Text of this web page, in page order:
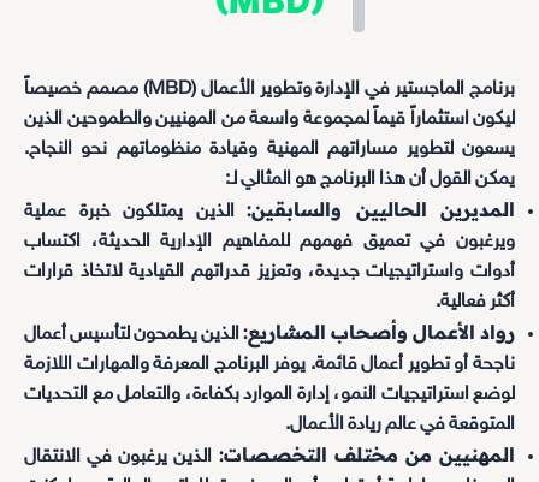
برنامج الماجستير في الإدارة وتطوير الأعمال (MBD) مصمم خصيصاً
ليكون استثماراً قيماً لمجموعة واسعة من المهنيين والطموحين الذين
يسعون لتطوير مساراتهم المهنية وقيادة منظوماتهم نحو النجاح.
يمكن القول أن هذا البرنامج هو المثالي لـ:
المديرين الحاليين والسابقين: الذين يمتلكون خبرة عملية
ويرغبون في تعميق فهمهم للمفاهيم الإدارية الحديثة، اكتساب
أدوات واستراتيجيات جديدة، وتعزيز قدراتهم القيادية لاتخاذ قرارات
أكثر فعالية.
رواد الأعمال وأصحاب المشاريع:الذين يطمحون لتأسيس أعمال
ناجحة أو تطوير أعمال قائمة. يوفر البرنامج المعرفة والمهارات اللازمة
لوضع استراتيجيات النمو، إدارة الموارد بكفاءة، والتعامل مع التحديات
المتوقعة في عالم ريادة الأعمال.
المهنيين من مختلف التخصصات: الذين يرغبون في الانتقال